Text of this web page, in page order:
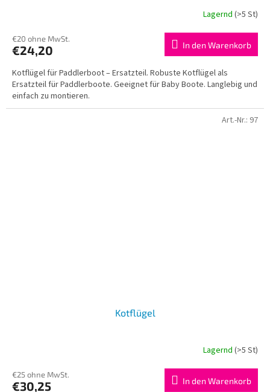
Lagernd (>5 St)
€20 ohne MwSt.
€24,20 In den Warenkorb
Kotflügel für Paddlerboot – Ersatzteil. Robuste Kotflügel als
Ersatzteil für Paddlerboote. Geeignet für Baby Boote. Langlebig und
einfach zu montieren.
Kotflügel
Lagernd (>5 St)
€25 ohne MwSt.
€30,25 In den Warenkorb
Art.-Nr.: 97